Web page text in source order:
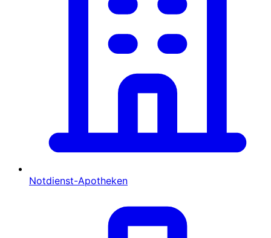
Notdienst-Apotheken